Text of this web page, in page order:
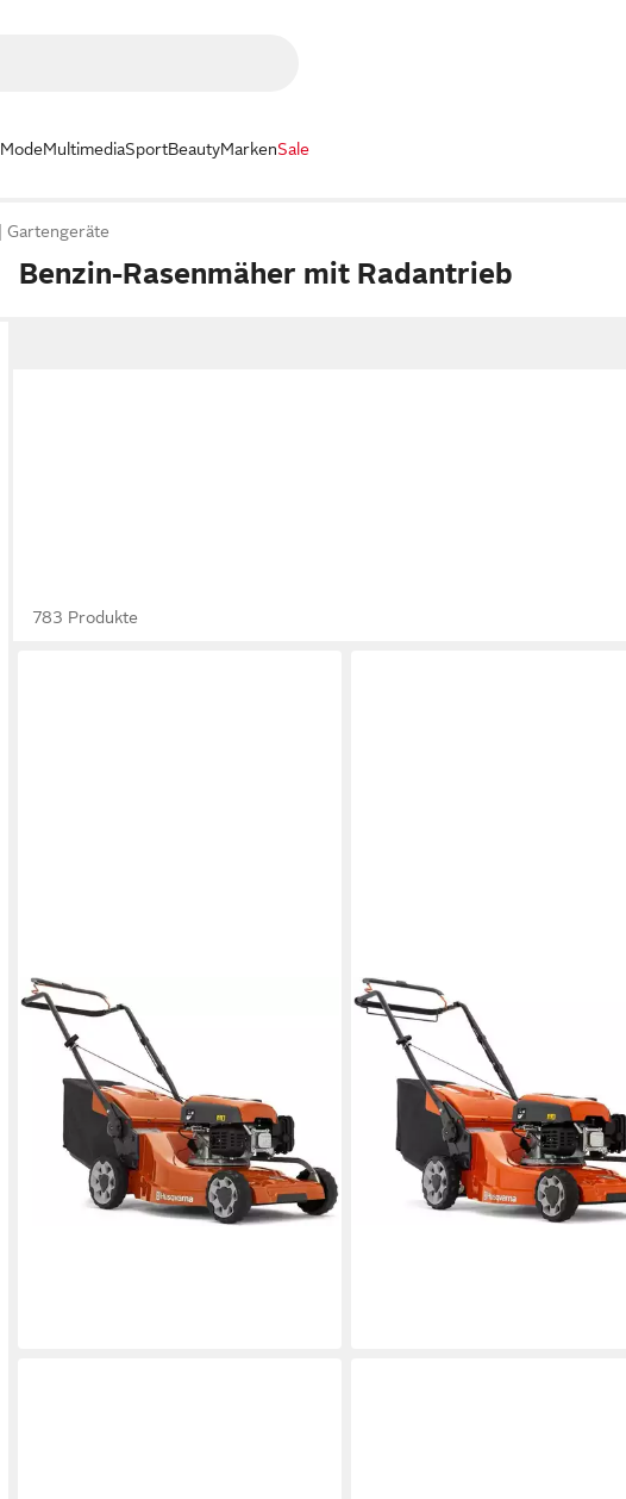
ModeMultimediaSportBeautyMarkenSale
Gartengeräte
Benzin-Rasenmäher mit Radantrieb
783 Produkte
HUSQVARNA
Benzinrasenmäher LC247, 2,2 kW
Motor, 47cm Schnittbreite, 55L
Fangbox
579,00 €
16,81 €
mtl. in 48 Raten
lieferbar - in 4-5 Werktagen bei dir
HUSQVARNA
Benzinrasenmäher LC247S, 2,2
Motor, 47cm Schnittbreite,
Radantrieb, 55L Fangbox
629,00 €
18,26 €
mtl. in 48 Raten
lieferbar - in 4-5 Werktagen bei dir